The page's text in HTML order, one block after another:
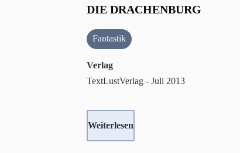
DIE DRACHENBURG
Fantastik
Verlag
TextLustVerlag - Juli 2013
Weiterlesen